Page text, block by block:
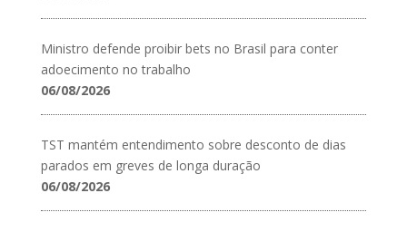
Ministro defende proibir bets no Brasil para conter
adoecimento no trabalho
06/08/2026
TST mantém entendimento sobre desconto de dias
parados em greves de longa duração
06/08/2026